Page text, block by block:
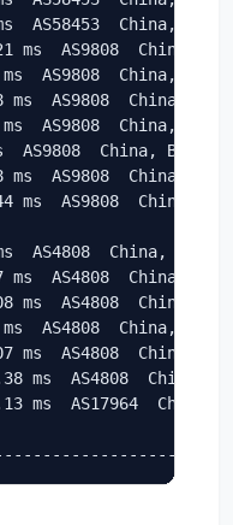
AS58453  China, Hong
AS9808  China,
AS9808  China,
AS9808  China,
AS9808  China,
AS9808  China,
ms  AS9808  China,
ms  AS9808  China,
AS4808  China,
AS4808  China,
ms  AS4808  China,
AS4808  China,
ms  AS4808  China,
ms  AS4808  China,
ms  AS17964  China,